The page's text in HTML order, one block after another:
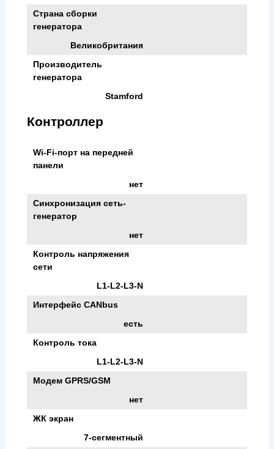
Страна сборки
генератора
Великобритания
Производитель
генератора
Stamford
Контроллер
Wi-Fi-порт на передней
панели
нет
Синхронизация сеть-
генератор
нет
Контроль напряжения
сети
L1-L2-L3-N
Интерфейс CANbus
есть
Контроль тока
L1-L2-L3-N
Модем GPRS/GSM
нет
ЖК экран
7-сегментный